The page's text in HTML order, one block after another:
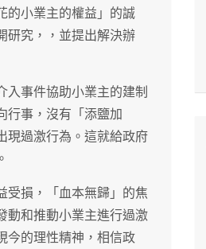
的小業主的權益」的誠
研究，，並提出解決辦
事件協助小業主的建制
行事，沒有「添鹽加
現過激行為。這就給政府
受損，「血本無歸」的焦
動和推動小業主進行過激
今的理性精神，相信政